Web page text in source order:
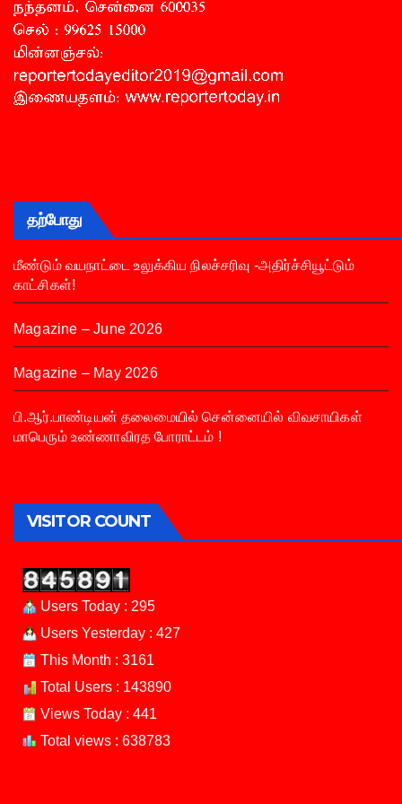
தற்போது
மீண்டும் வயநாட்டை உலுக்கிய நிலச்சரிவு -அதிர்ச்சியூட்டும்
காட்சிகள்!
Magazine – June 2026
Magazine – May 2026
பி.ஆர்.பாண்டியன் தலைமையில் சென்னையில் விவசாயிகள்
மாபெரும் உண்ணாவிரத போராட்டம் !
VISITOR COUNT
Users Today : 295
Users Yesterday : 427
This Month : 3161
Total Users : 143890
Views Today : 441
Total views : 638783